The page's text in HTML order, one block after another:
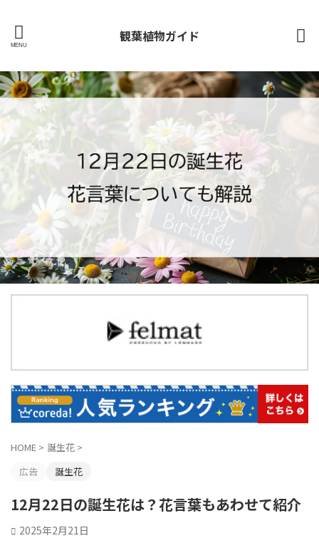
観葉植物ガイド
HOME > 誕生花 >
広告
誕生花
12月22日の誕生花は？花言葉もあわせて紹介
2025年2月21日